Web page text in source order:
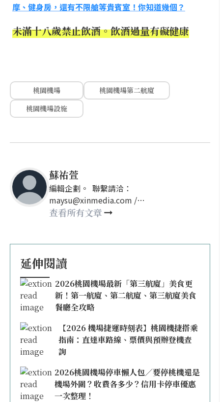
摩、健身房，還有不限艙等貴賓室！你知道幾個？
未滿十八歲禁止飲酒。飲酒過量有礙健康
桃園機場
桃園機場第二航廈
桃園機場設施
蘇祐萱
編輯企劃。 聯繫請洽：
maysu@xinmedia.com /
may860527@gmail.com
查看所有文章
延伸閱讀
2026桃園機場最新「第三航廈」美食更
新！第一航廈、第二航廈、第三航廈美食
餐廳全攻略
【2026 機場捷運時刻表】桃園機捷搭乘
指南：直達車路線、票價與預辦登機查
詢
2026桃園機場停車懶人包／要停桃機還是
機場外圍？收費各多少？信用卡停車優惠
一次整理！